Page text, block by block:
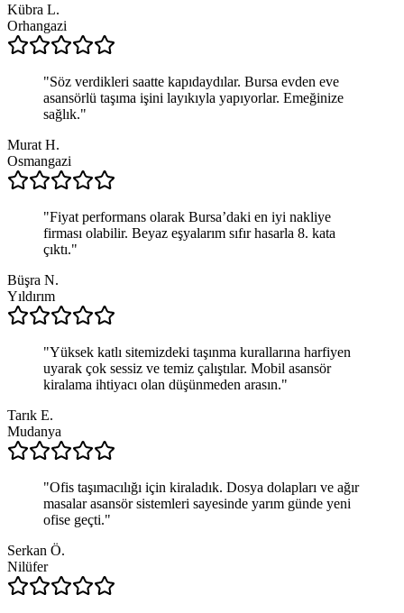
Kübra L.
Orhangazi
"Söz verdikleri saatte kapıdaydılar. Bursa evden eve
asansörlü taşıma işini layıkıyla yapıyorlar. Emeğinize
sağlık."
Murat H.
Osmangazi
"Fiyat performans olarak Bursa’daki en iyi nakliye
firması olabilir. Beyaz eşyalarım sıfır hasarla 8. kata
çıktı."
Büşra N.
Yıldırım
"Yüksek katlı sitemizdeki taşınma kurallarına harfiyen
uyarak çok sessiz ve temiz çalıştılar. Mobil asansör
kiralama ihtiyacı olan düşünmeden arasın."
Tarık E.
Mudanya
"Ofis taşımacılığı için kiraladık. Dosya dolapları ve ağır
masalar asansör sistemleri sayesinde yarım günde yeni
ofise geçti."
Serkan Ö.
Nilüfer